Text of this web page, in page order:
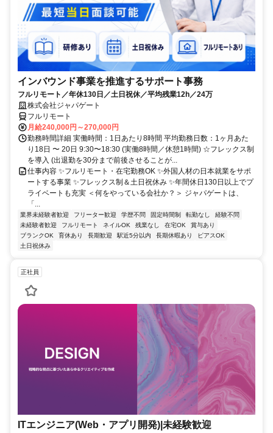
インバウンド事業を推進するサポート事務
フルリモート／年休130日／土日祝休／平均残業12h／24万
株式会社ジャパゲート
フルリモート
月給240,000円～270,000円
勤務時間詳細 実働時間：1日あたり8時間 平均勤務日数：1ヶ月あた
り18日 〜 20日 9:30〜18:30 (実働8時間／休憩1時間) ☆フレックス制
を導入 (出退勤を30分まで前後させることが...
仕事内容 ✨フルリモート・在宅勤務OK ✨外国人材の日本就業をサポ
ートする事業 ✨フレックス制＆土日祝休み ✨年間休日130日以上でプ
ライベートも充実 ＜何をやっている会社か？＞ ジャパゲートは、
「...
業界未経験者歓迎 フリーター歓迎 学歴不問 固定時間制 転勤なし
経験不問
未経験者歓迎
フルリモート ネイルOK 残業なし 在宅OK
賞与あり
ブランクOK
育休あり 長期歓迎 駅近5分以内 長期休暇あり
ピアスOK
土日祝休み
正社員
ITエンジニア(Web・アプリ開発)|未経験歓迎